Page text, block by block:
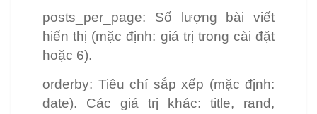
posts_per_page: Số lượng bài viết
hiển thị (mặc định: giá trị trong cài đặt
hoặc 6).
orderby: Tiêu chí sắp xếp (mặc định:
date). Các giá trị khác: title, rand,